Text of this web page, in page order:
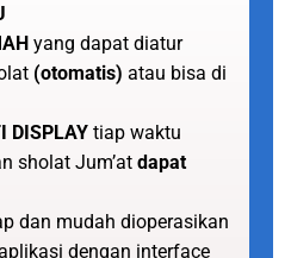
yang dapat diatur
(otomatis) atau bisa di
DISPLAY tiap waktu
sholat Jum’at dapat
dan mudah dioperasikan
dengan interface